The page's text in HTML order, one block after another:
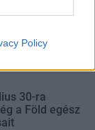
Policy
30-ra
a Föld egész